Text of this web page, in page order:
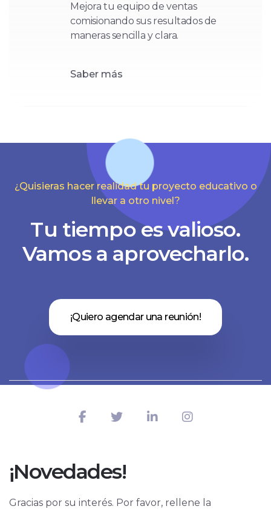
Mejora tu equipo de ventas
comisionando sus resultados de
maneras sencilla y clara.
Saber más
¿Quisieras hacer realidad tu proyecto educativo o
llevar a otro nivel?
Tu tiempo es valioso.
Vamos a aprovecharlo.
¡Quiero agendar una reunión!
¡Novedades!
Gracias por su interés. Por favor, rellene la